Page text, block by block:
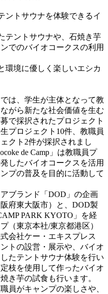
ントサウナを体験できるイ
テントサウナや、石焼き芋
でのバイオコークスの利用
環境に優しく楽しいエシカ
は、学生が主体となって教
がら新たな社会価値を生む
で採択されたプロジェクト
プロジェクト10件、教職員
クト2件が採択されまし
de Camp」は教職員プ
したバイオコークスを活用
プの普及を目的に活動して
ブランド「DOD」の企画
府東大阪市）と、DOD製
PARK KYOTO」を経
（東京本社/東京都港区）
会社ケー・エキスプレス
トの設営・展示や、バイオ
たテントサウナ体験を行い
枝を使用して作ったバイオ
き芋の試食も行います。
員がキャンプの楽しさや、